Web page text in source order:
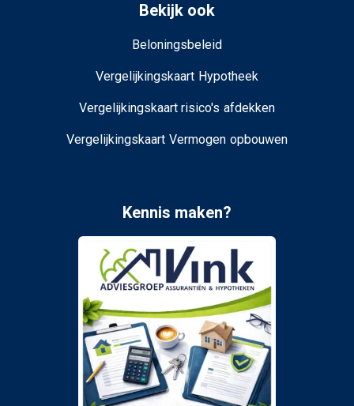
Bekijk ook
Beloningsbeleid
Vergelijkingskaart Hypotheek
Vergelijkingskaart risico's afdekken
Vergelijkingskaart Vermogen opbouwen
Kennis maken?